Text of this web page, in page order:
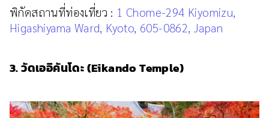
พิกัดสถานที่ท่องเที่ยว : 1 Chome-294 Kiyomizu,
Higashiyama Ward, Kyoto, 605-0862, Japan
3. วัดเออิคันโดะ (Eikando Temple)